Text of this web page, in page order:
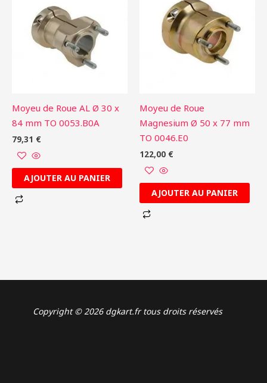
Moyeu de Roue AL Ø 30 x
84 mm TO 0053.B0A
79,31 €
AJOUTER AU PANIER
Moyeu de Roue
Magnesium Ø 50 x 77 mm
TO 0046.E0
122,00 €
AJOUTER AU PANIER
Copyright © 2026 dgkart.fr tous droits réservés